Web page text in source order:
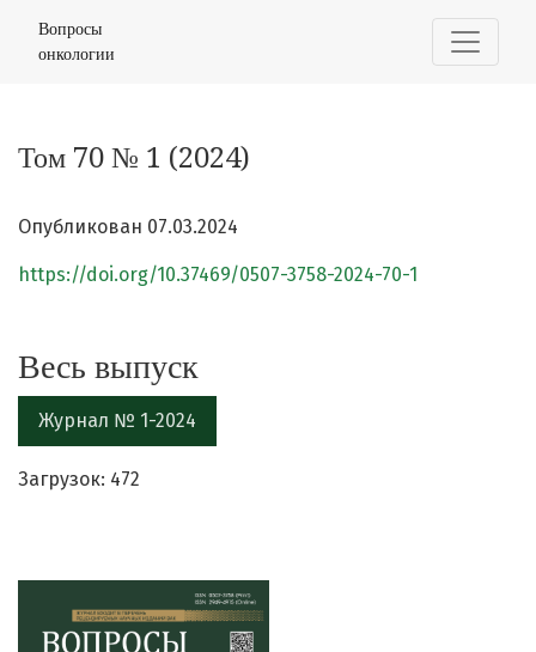
Вопросы
онкологии
Том 70 № 1 (2024)
Опубликован 07.03.2024
https://doi.org/10.37469/0507-3758-2024-70-1
Весь выпуск
Журнал № 1-2024
Загрузок: 472